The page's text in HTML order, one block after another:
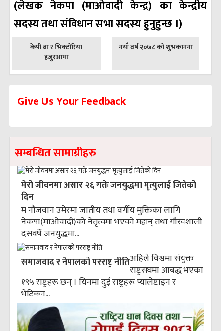
(लेखक नेकपा (माओवादी केन्द्र) का केन्द्रीय
सदस्य तथा संविधान सभा सदस्य हुनुहुन्छ ।)
पछिल्लाे
केपी बा र भिक्टोरिया
हजुरआमा
अघिल्लाे
नयाँ वर्ष २०७८ को शुभकामना
Give Us Your Feedback
सम्बन्धित सामाग्रीहरु
मेरो जीवनमा असार २६ गतेः जनयुद्धमा मृत्युलाई जितेको
दिन
म नौजवान उमेरमा जातीय तथा वर्गीय मुक्तिका लागि
नेकपा(माओवादी)को नेतृत्वमा भएको महान् तथा गौरवशाली
दसवर्षे जनयुद्धमा...
समाजवाद र नेपालको परराष्ट्र नीतिअहिले विश्वमा संयुक्त
राष्ट्रसंघमा आबद्ध भएका
१९५ राष्ट्रहरू छन् । यिनमा दुई राष्ट्रहरू प्यालेष्टाइन र
भेटिकन...